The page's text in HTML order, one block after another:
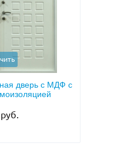
дверь с МДФ с
руб.